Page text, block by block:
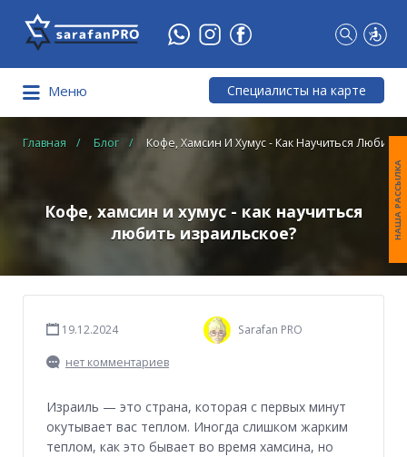
Что
Вы
ищете?
Меню Специалисты на карте
Главная Блог Кофе, Хамсин И Хумус - Как Научиться Любить
Кофе, хамсин и хумус - как научиться
любить израильское?
19.12.2024 Sarafan PRO
нет комментариев
Израиль — это страна, которая с первых минут
окутывает вас теплом. Иногда слишком жарким
теплом, как это бывает во время хамсина, но
НАША РАССЫЛКА